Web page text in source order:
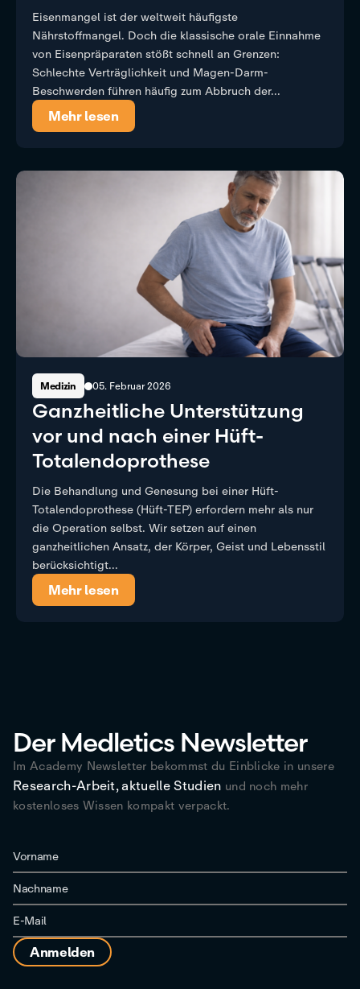
Eisenmangel ist der weltweit häufigste
Nährstoffmangel. Doch die klassische orale Einnahme
von Eisenpräparaten stößt schnell an Grenzen:
Schlechte Verträglichkeit und Magen-Darm-
Beschwerden führen häufig zum Abbruch der...
Mehr lesen
Medizin 05. Februar 2026
Ganzheitliche Unterstützung
vor und nach einer Hüft-
Totalendoprothese
Die Behandlung und Genesung bei einer Hüft-
Totalendoprothese (Hüft-TEP) erfordern mehr als nur
die Operation selbst. Wir setzen auf einen
ganzheitlichen Ansatz, der Körper, Geist und Lebensstil
berücksichtigt...
Mehr lesen
Der Medletics Newsletter
Im Academy Newsletter bekommst du Einblicke in unsere
Research-Arbeit, aktuelle Studien und noch mehr
kostenloses Wissen kompakt verpackt.